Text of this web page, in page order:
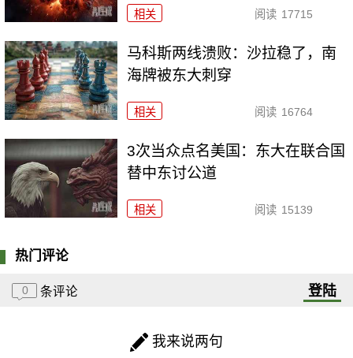
相关 阅读 17715
马科斯两线溃败：沙拉稳了，南
海牌被东大刺穿
相关 阅读 16764
3次当众点名美国：东大在联合国
替中东讨公道
相关 阅读 15139
热门评论
0 条评论 登陆
我来说两句